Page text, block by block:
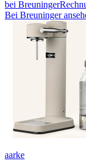
bei Breuninger
Bei Breuninger
aarke